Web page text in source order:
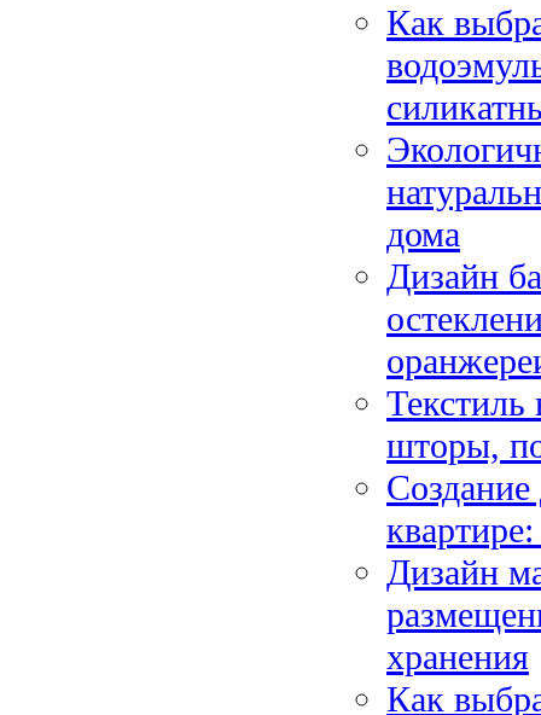
Как
дома
Дизайн
Текстиль
шторы,
Дизайн
хранения
Как